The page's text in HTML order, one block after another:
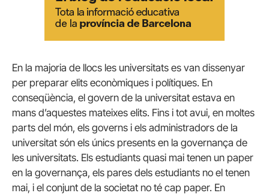
En la majoria de llocs les universitats es van dissenyar
per preparar elits econòmiques i polítiques. En
conseqüència, el govern de la universitat estava en
mans d’aquestes mateixes elits. Fins i tot avui, en moltes
parts del món, els governs i els administradors de la
universitat són els únics presents en la governança de
les universitats. Els estudiants quasi mai tenen un paper
en la governança, els pares dels estudiants no el tenen
mai, i el conjunt de la societat no té cap paper. En